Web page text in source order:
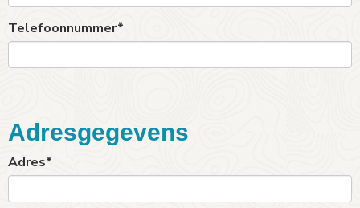
Telefoonnummer*
Adresgegevens
Adres*